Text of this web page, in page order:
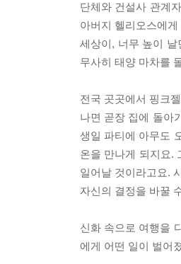
단체와 건설사 관계
아버지 헬리오스에
세상이, 너무 높이
무사히 태양 마차를
전국 곳곳에서 핑크
나면 곧장 집에 돌아
생일 파티에 아무도
온을 만나게 되지요.
일어날 것이라고요.
자신의 결정을 바꿀
신화 속으로 여행을
에게 어떤 일이 벌어